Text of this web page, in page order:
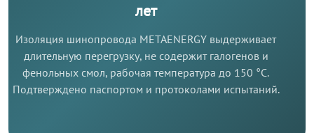
лет
Изоляция шинопровода METAENERGY выдерживает
длительную перегрузку, не содержит галогенов и
фенольных смол, рабочая температура до 150 °C.
Подтверждено паспортом и протоколами испытаний.